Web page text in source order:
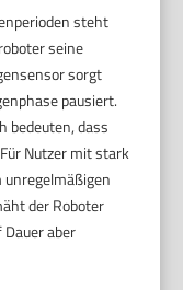
steht
seine
sorgt
pausiert.
bedeuten, dass
Nutzer mit stark
der Roboter
aber